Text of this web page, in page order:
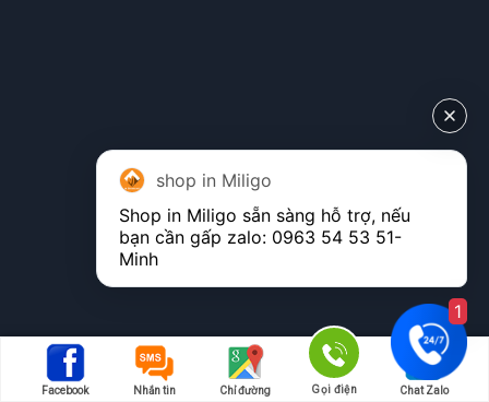
Facebook Nhắn tin Chỉ đường Gọi điện Chat Zalo
shop in Miligo
Shop in Miligo sẵn sàng hỗ trợ, nếu
bạn cần gấp zalo: 0963 54 53 51-
Minh
1